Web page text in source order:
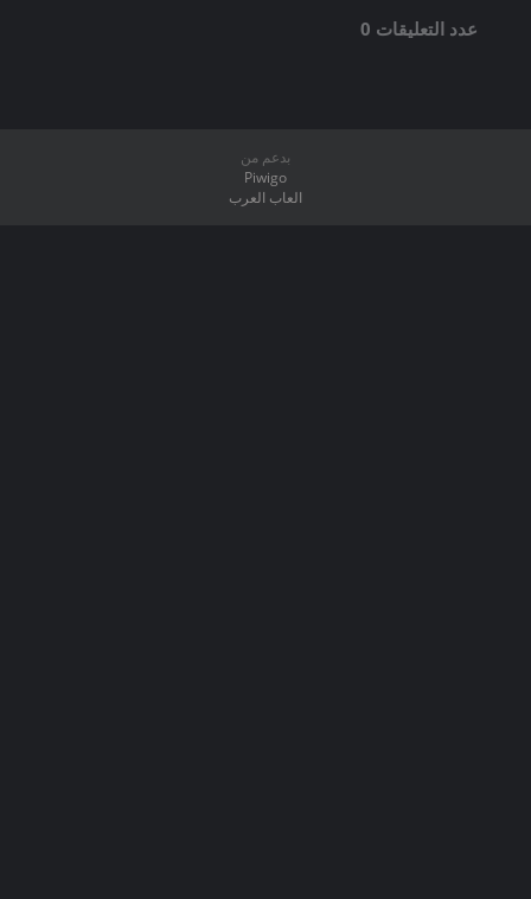
عدد التعليقات 0
بدعم من
Piwigo
العاب العرب